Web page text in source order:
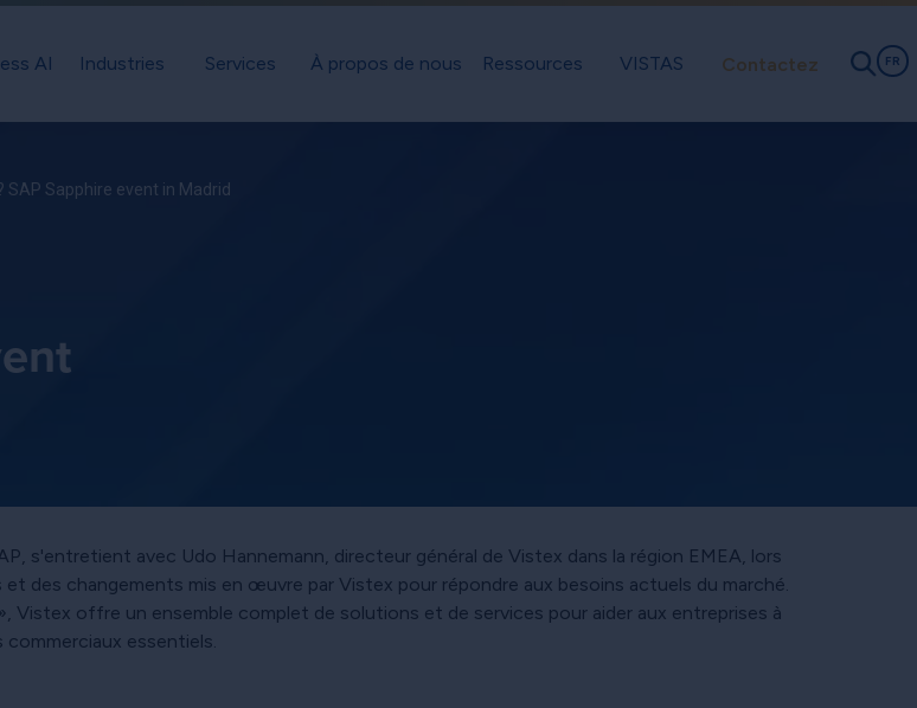
FR
AI Industries Services À propos de nous Ressources VISTAS Contactez
Sapphire event in Madrid
s'entretient avec Udo Hannemann, directeur général de Vistex dans la région EMEA, lors
des changements mis en œuvre par Vistex pour répondre aux besoins actuels du marché.
Vistex offre un ensemble complet de solutions et de services pour aider aux entreprises à
essentiels.